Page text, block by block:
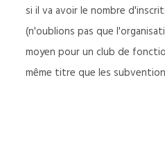
si il va avoir le nombre
(n'oublions pas que
moyen pour un club de
même titre que les